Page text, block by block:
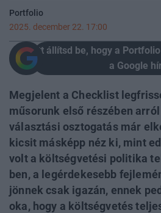
Portfolio
2025. december 22. 17:00
Itt állítsd be, hogy a
a Google
Megjelent a Checklist
műsorunk első részében arról
választási osztogatás már
kicsit másképp néz ki, mint
volt a költségvetési politika
ben, a legérdekesebb
jönnek csak igazán, ennek
oka, hogy a költségvetés